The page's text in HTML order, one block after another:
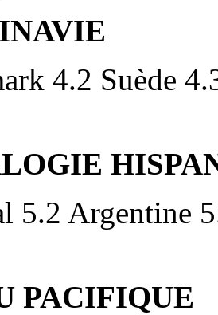
4.2 Suède
5.2 Argentine
PACIFIQUE